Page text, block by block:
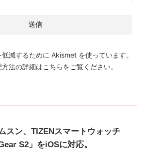
減するために Akismet を使っています。
法の詳細はこちらをご覧ください。
スン、TIZENスマートウォッチ
Gear S2」をiOSに対応。